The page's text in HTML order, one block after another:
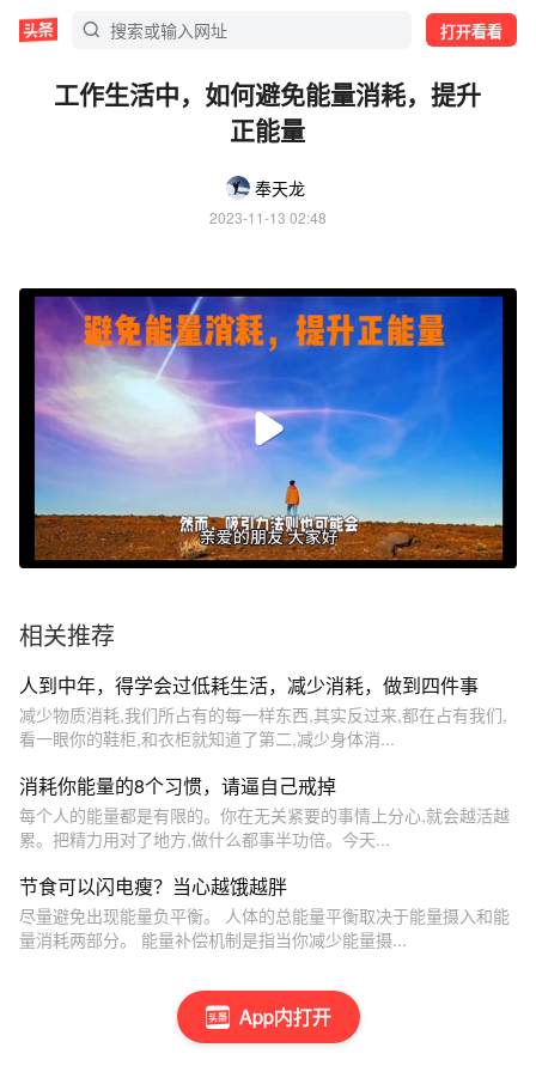
打开看看
App内打开
工作生活中，如何避免能量消耗，提升
正能量
奉天龙
2023-11-13 02:48
相关推荐
人到中年，得学会过低耗生活，减少消耗，做到四件事
减少物质消耗,我们所占有的每一样东西,其实反过来,都在占有我们,
看一眼你的鞋柜,和衣柜就知道了第二,减少身体消...
消耗你能量的8个习惯，请逼自己戒掉
每个人的能量都是有限的。你在无关紧要的事情上分心,就会越活越
累。把精力用对了地方,做什么都事半功倍。今天...
节食可以闪电瘦？当心越饿越胖
尽量避免出现能量负平衡。 人体的总能量平衡取决于能量摄入和能
量消耗两部分。 能量补偿机制是指当你减少能量摄...